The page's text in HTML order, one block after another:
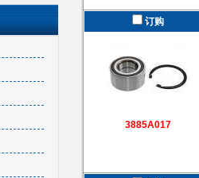
订购
3885A017